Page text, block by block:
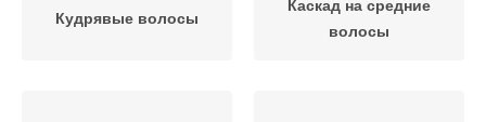
Кудрявые волосы
Каскад на средние
волосы